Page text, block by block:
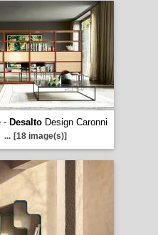
- DesaltoDesign Caronni
... [18 image(s)]